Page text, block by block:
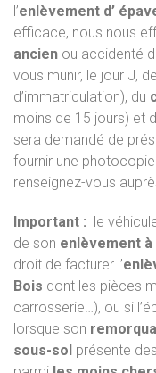
l’enlèvement d’
efficace, nous nous
ancien ou accidenté
vous munir, le jour J,
d’immatriculation), du
moins de 15 jours) et
sera demandé de
fournir une
renseignez-vous
Important : le
de son enlèvement
droit de facturer l’
Bois dont les pièces
carrosserie…), ou si
lorsque son
sous-sol présente